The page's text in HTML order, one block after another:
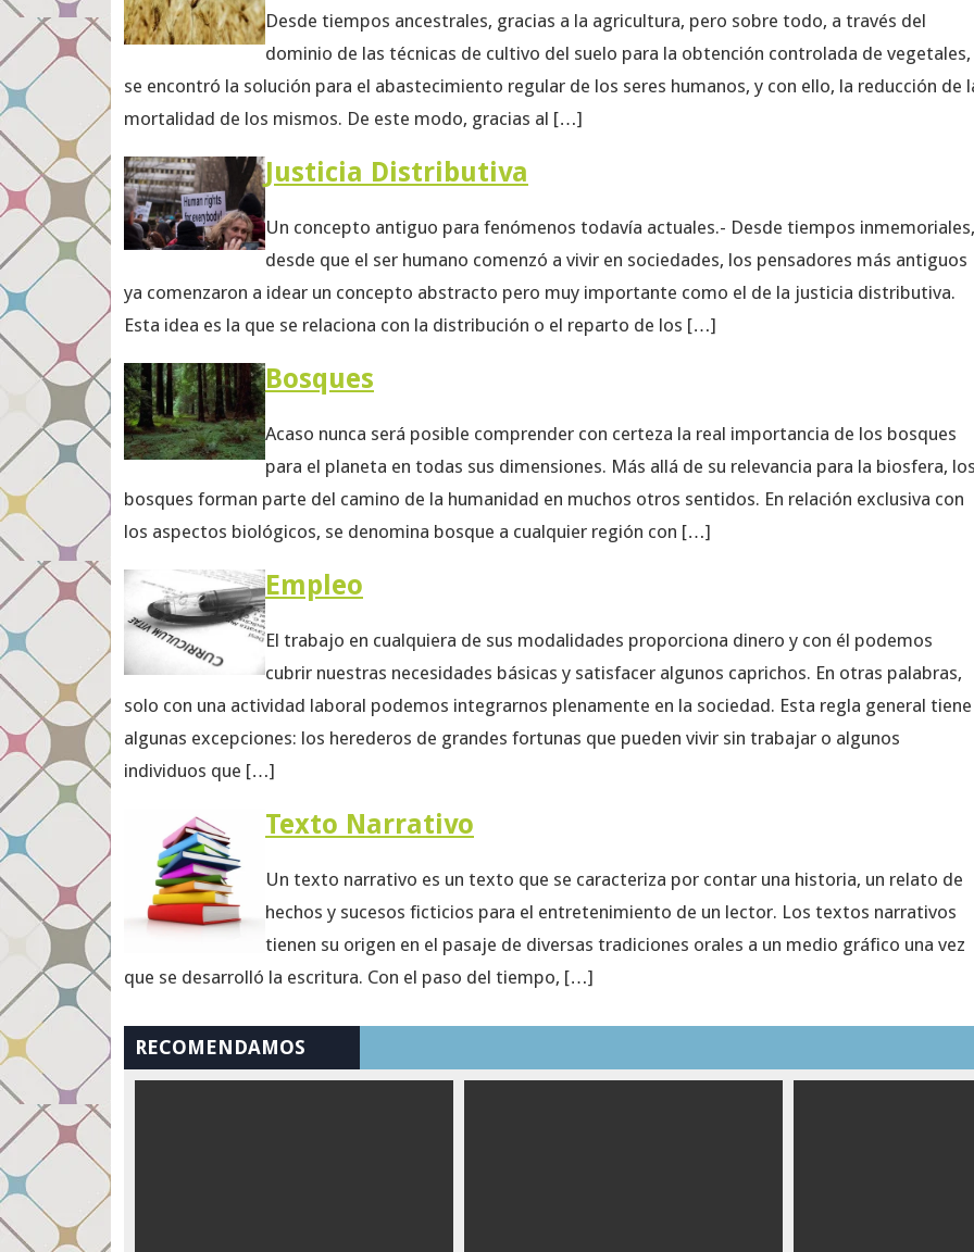
Desde tiempos ancestrales, gracias a la agricultura, pero sobre todo, a través del
dominio de las técnicas de cultivo del suelo para la obtención controlada de vegetales,
se encontró la solución para el abastecimiento regular de los seres humanos, y con ello, la reducción de
mortalidad de los mismos. De este modo, gracias al […]
Justicia Distributiva
Un concepto antiguo para fenómenos todavía actuales.- Desde tiempos inmemoriales,
desde que el ser humano comenzó a vivir en sociedades, los pensadores más antiguos
ya comenzaron a idear un concepto abstracto pero muy importante como el de la justicia distributiva.
Esta idea es la que se relaciona con la distribución o el reparto de los […]
Bosques
Acaso nunca será posible comprender con certeza la real importancia de los bosques
para el planeta en todas sus dimensiones. Más allá de su relevancia para la biosfera,
bosques forman parte del camino de la humanidad en muchos otros sentidos. En relación exclusiva con
los aspectos biológicos, se denomina bosque a cualquier región con […]
Empleo
El trabajo en cualquiera de sus modalidades proporciona dinero y con él podemos
cubrir nuestras necesidades básicas y satisfacer algunos caprichos. En otras palabras,
solo con una actividad laboral podemos integrarnos plenamente en la sociedad. Esta regla general tiene
algunas excepciones: los herederos de grandes fortunas que pueden vivir sin trabajar o algunos
individuos que […]
Texto Narrativo
Un texto narrativo es un texto que se caracteriza por contar una historia, un relato de
hechos y sucesos ficticios para el entretenimiento de un lector. Los textos narrativos
tienen su origen en el pasaje de diversas tradiciones orales a un medio gráfico una vez
que se desarrolló la escritura. Con el paso del tiempo, […]
RECOMENDAMOS